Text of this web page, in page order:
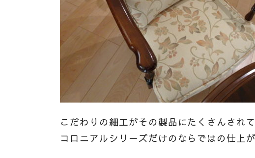
こだわりの細工がその製品にたくさんされ
コロニアルシリーズだけのならではの仕上